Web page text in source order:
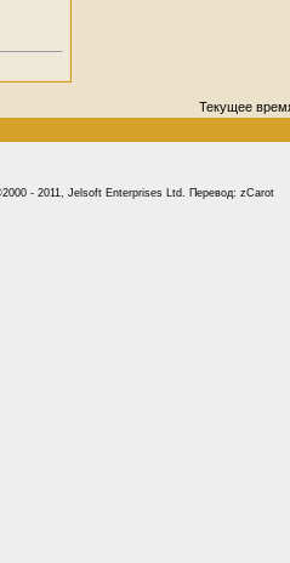
Текущее
- 2011, Jelsoft Enterprises Ltd. Перевод: zCarot